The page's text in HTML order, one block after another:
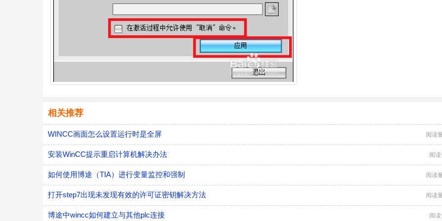
相关推荐
WINCC画面怎么设置运行时是全屏 阅读
安装WinCC提示重启计算机解决办法 阅
如何使用博途（TIA）进行变量监控和强制 阅读
打开step7出现未发现有效的许可证密钥解决方法 阅读
博途中wincc如何建立与其他plc连接 阅